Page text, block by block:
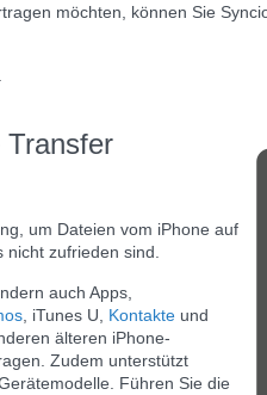
möchten, können Sie
Transfer
um Dateien vom iPhone auf
zufrieden sind.
auch Apps,
, iTunes U, Kontakte und
älteren iPhone-
Zudem unterstützt
Führen Sie die